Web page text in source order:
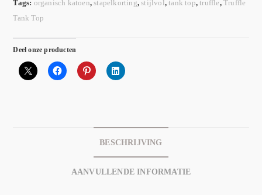
Tags: organisch katoen,stapelkorting,stijlvol,tank top,truffle,Truffle
Tank Top
Deel onze producten
BESCHRIJVING
AANVULLENDE INFORMATIE